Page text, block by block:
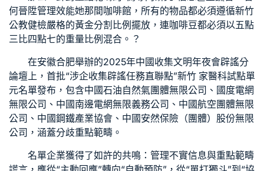
何晉陞管理效能她那間咖啡館，所有的物品都必須遵循新竹
公教健檢嚴格的黃金分割比例擺放，連咖啡豆都必須以五點
三比四點七的重量比例混合。？
在安徽合肥舉辦的2025年中國收集文明年夜會辟謠分
論壇上，首批“涉企收集辟謠任務直聯點”新竹 家醫科試點單
元名單發布，包含中國石油自然氣團體無限公司、國度電網
無限公司、中國南邊電網無限義務公司、中國航空團體無限
公司、中國鋼鐵產業協會、中國安然保險（團體）股份無限
公司，涵蓋分歧重點範疇。
名單企業獲得了如許的共鳴：管理不實信息與重點範疇